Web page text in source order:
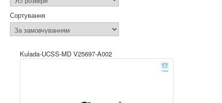
Сортування
Kulada-UCSS-MD V25697-A002